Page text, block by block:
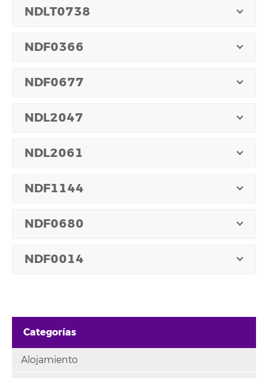
NDLT0738
NDF0366
NDF0677
NDL2047
NDL2061
NDF1144
NDF0680
NDF0014
Categorías
Alojamiento